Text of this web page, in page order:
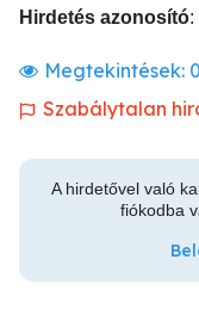
Hirdetés azonosító:
Megtekintések: 0
Szabálytalan
A hirdetővel való
fiókodba